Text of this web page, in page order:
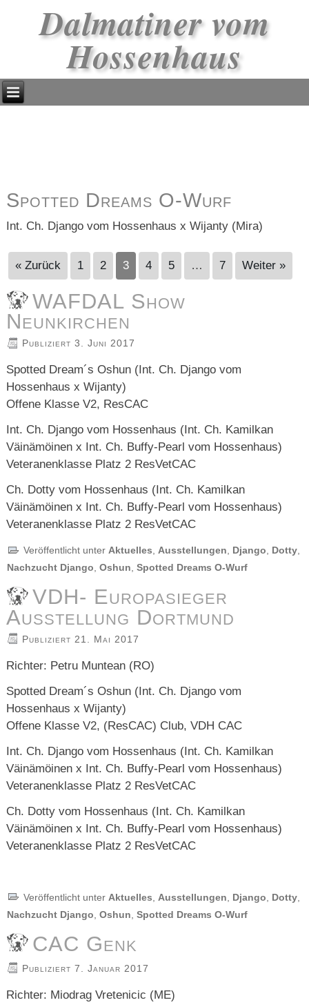
Dalmatiner vom
Hossenhaus
Spotted Dreams O-Wurf
Int. Ch. Django vom Hossenhaus x Wijanty (Mira)
« Zurück 1 2 3 4 5 … 7 Weiter »
WAFDAL Show
Neunkirchen
Publiziert 3. Juni 2017
Spotted Dream´s Oshun (Int. Ch. Django vom
Hossenhaus x Wijanty)
Offene Klasse V2, ResCAC
Int. Ch. Django vom Hossenhaus (Int. Ch. Kamilkan
Väinämöinen x Int. Ch. Buffy-Pearl vom Hossenhaus)
Veteranenklasse Platz 2 ResVetCAC
Ch. Dotty vom Hossenhaus (Int. Ch. Kamilkan
Väinämöinen x Int. Ch. Buffy-Pearl vom Hossenhaus)
Veteranenklasse Platz 2 ResVetCAC
Veröffentlicht unter Aktuelles,Ausstellungen, Django, Dotty,
Nachzucht Django,Oshun,Spotted Dreams O-Wurf
VDH- Europasieger
Ausstellung Dortmund
Publiziert 21. Mai 2017
Richter: Petru Muntean (RO)
Spotted Dream´s Oshun (Int. Ch. Django vom
Hossenhaus x Wijanty)
Offene Klasse V2, (ResCAC) Club, VDH CAC
Int. Ch. Django vom Hossenhaus (Int. Ch. Kamilkan
Väinämöinen x Int. Ch. Buffy-Pearl vom Hossenhaus)
Veteranenklasse Platz 2 ResVetCAC
Ch. Dotty vom Hossenhaus (Int. Ch. Kamilkan
Väinämöinen x Int. Ch. Buffy-Pearl vom Hossenhaus)
Veteranenklasse Platz 2 ResVetCAC
Veröffentlicht unter Aktuelles Ausstellungen Django Dotty
Nachzucht Django ,Oshun ,Spotted Dreams O-Wurf
CAC Genk
Publiziert 7. Januar 2017
Richter: Miodrag Vretenicic (ME)